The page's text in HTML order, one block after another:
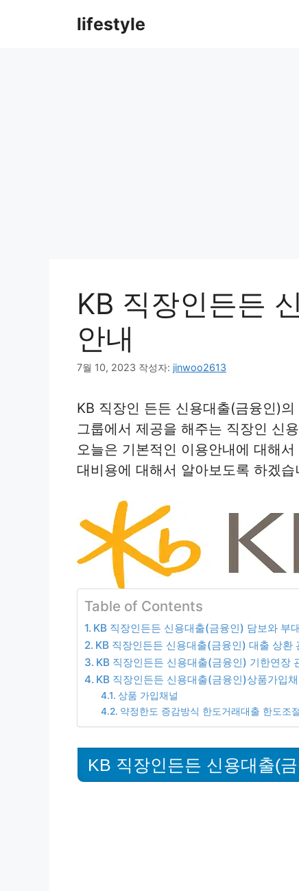
lifestyle
KB 직장인든든
안내
7월 10, 2023 작성자: jinwoo2613
KB 직장인 든든 신용대출(금융인)
그룹에서 제공을 해주는 직장인 신
오늘은 기본적인 이용안내에 대해
대비용에 대해서 알아보도록 하겠습
Table of Contents
KB 직장인든든 신용대출(금융인) 담보와 부
KB 직장인든든 신용대출(금융인) 대출 상환
KB 직장인든든 신용대출(금융인) 기한연장
KB 직장인든든 신용대출(금융인)상품가입
상품 가입채널
약정한도 증감방식 한도거래대출 한도조
KB 직장인든든 신용대출(